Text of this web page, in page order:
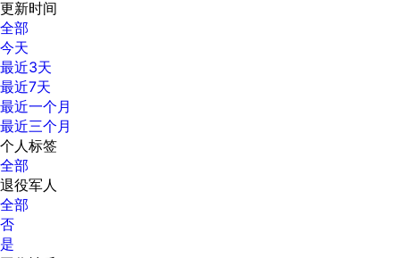
更新时间
全部
今天
最近3天
最近7天
最近一个月
最近三个月
个人标签
全部
退役军人
全部
否
是